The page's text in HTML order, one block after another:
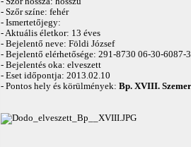
- Szőr színe: fehér
- Ismertetőjegy:
- Aktuális életkor: 13 éves
- Bejelentő neve: Földi József
- Bejelentő elérhetősége: 291-8730 06-30-6087-
- Bejelentés oka: elveszett
- Eset időpontja: 2013.02.10
- Pontos hely és körülmények: Bp. XVIII.